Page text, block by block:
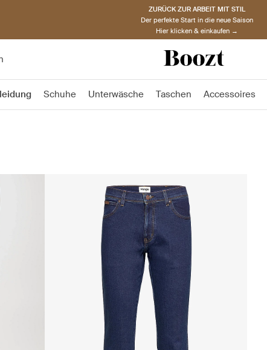
ZURÜCK ZUR ARBEIT MIT STIL
Der perfekte Start in die neue Saison
Hier klicken & einkaufen →
Schuhe Unterwäsche Taschen Accessoires